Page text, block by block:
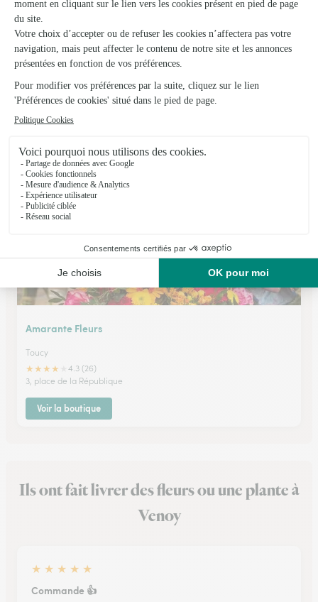
Au Coin Fleuri
Tonnerre
Zone Industrielle Route de Tanlay
Voir la boutique
Amarante Fleurs
Toucy
★★★★
4.3 (26)
3, place de la République
Voir la boutique
Ils ont fait livrer des fleurs ou une plante à
Venoy
★ ★ ★ ★ ★
Commande 👍